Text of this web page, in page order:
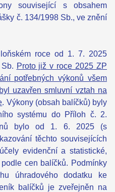
související s obsahem
č. 134/1998 Sb., ve znění
roce od 1. 7. 2025
Proto již v roce 2025 ZP
potřebných výkonů všem
uzavřen smluvní vztah na
. Výkony (obsah balíčků) byly
systému do Příloh č. 2.
bylo od 1. 6. 2025 (s
těchto souvisejících
evidenční a statistické,
cen balíčků. Podmínky
úhradového dodatku ke
balíčků je zveřejněn na